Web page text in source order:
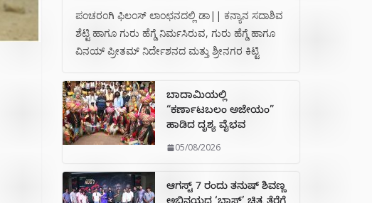
ಪಂಚರಂಗಿ ಫಿಲಂಸ್ ಲಾಂಛನದಲ್ಲಿ ಡಾ|| ಕನ್ಯಾನ ಸದಾಶಿವ
ಶೆಟ್ಟಿ ಹಾಗೂ ಗುರು ಹೆಗ್ಡೆ ನಿರ್ಮಸಿರುವ, ಗುರು ಹೆಗ್ಡೆ ಹಾಗೂ
ವಿನಯ್ ಪ್ರೀತಮ್ ನಿರ್ದೇಶನದ ಮತ್ತು ಶ್ರೀನಗರ ಕಿಟ್ಟಿ
ಬಾದಾಮಿಯಲ್ಲಿ
“ಕರ್ಣಾಟಬಲಂ ಅಜೇಯಂ”
ಹಾಡಿದ ದೃಶ್ಯ ವೈಭವ
05/08/2026
ಆಗಸ್ಟ್ 7 ರಂದು ತನುಷ್ ಶಿವಣ್ಣ